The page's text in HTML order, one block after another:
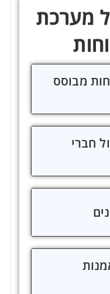
מערכת
מבוסס
חברי